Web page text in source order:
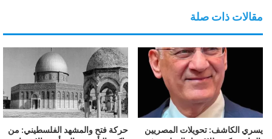
مقالات ذات صلة
يسري الكاشف: تحويلات المصريين
حركة فتح والمشهد الفلسطيني: من